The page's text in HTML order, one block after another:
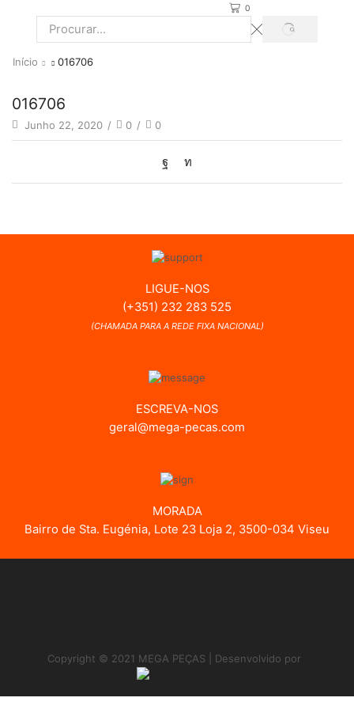
0
Search
PROCURAR
Início 016706
016706
Junho 22, 2020 / 0 / 0
LIGUE-NOS
(+351) 232 283 525
(CHAMADA PARA A REDE FIXA NACIONAL)
ESCREVA-NOS
geral@mega-pecas.com
MORADA
Bairro de Sta. Eugénia, Lote 23 Loja 2, 3500-034 Viseu
Copyright © 2021 MEGA PEÇAS | Desenvolvido por